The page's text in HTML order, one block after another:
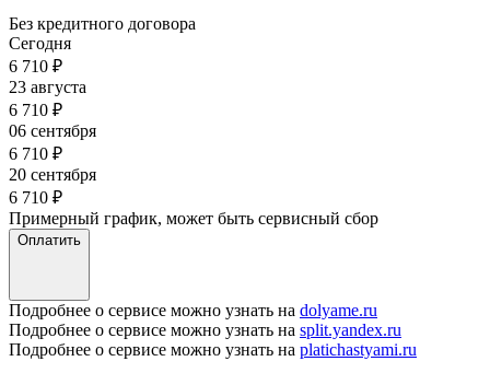
Без кредитного договора
Сегодня
6 710 ₽
23 августа
6 710 ₽
06 сентября
6 710 ₽
20 сентября
6 710 ₽
Примерный график, может быть сервисный сбор
Оплатить
Подробнее о сервисе можно узнать на dolyame.ru
Подробнее о сервисе можно узнать на split.yandex.ru
Подробнее о сервисе можно узнать на platichastyami.ru